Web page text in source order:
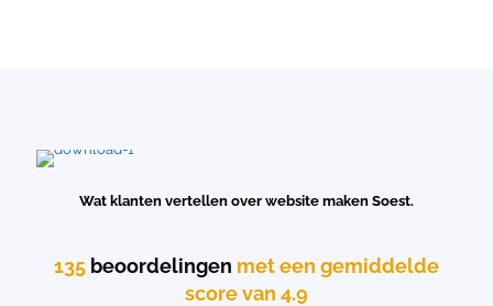
Wat klanten vertellen over website maken Soest.
135 beoordelingen met een gemiddelde
score van 4.9